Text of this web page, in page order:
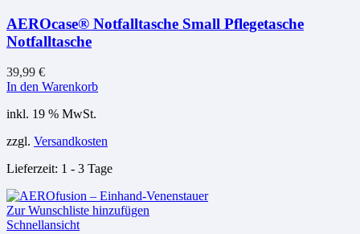
AEROcase® Notfalltasche Small Pflegetasche
Notfalltasche
39,99 €
In den Warenkorb
inkl. 19 % MwSt.
zzgl. Versandkosten
Lieferzeit: 1 - 3 Tage
Zur Wunschliste hinzufügen
Schnellansicht